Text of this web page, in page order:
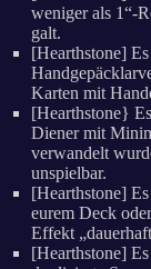
weniger als 1“-
galt.
[Hearthstone]
Karten mit
[Hearthstone}
Diener mit
verwandelt
unspielbar.
[Hearthstone]
eurem Deck
Effekt
[Hearthstone]